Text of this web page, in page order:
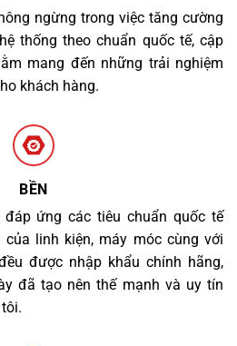
ngừng trong việc tăng cường
thống theo chuẩn quốc tế, cập
mang đến những trải nghiệm
khách hàng.
BỀN
đáp ứng các tiêu chuẩn quốc tế
linh kiện, máy móc cùng với
được nhập khẩu chính hãng,
đã tạo nên thế mạnh và uy tín